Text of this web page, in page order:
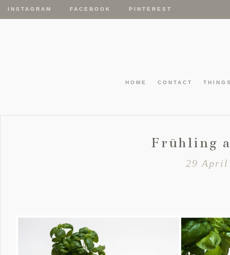
INSTAGRAM FACEBOOK PINTEREST
HOME CONTACT
Frühling
29 April